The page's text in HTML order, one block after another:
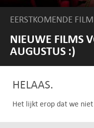
EERSTKOMENDE
NIEUWE FILMS
AUGUSTUS :)
HELAAS.
Het lijkt erop dat we